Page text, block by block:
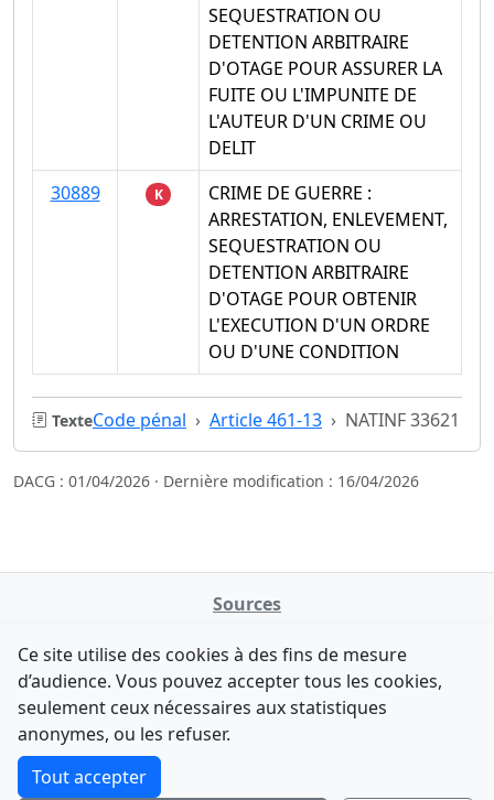
SEQUESTRATION OU
DETENTION ARBITRAIRE
D'OTAGE POUR ASSURER LA
FUITE OU L'IMPUNITE DE
L'AUTEUR D'UN CRIME OU
DELIT
30889
K
CRIME DE GUERRE :
ARRESTATION, ENLEVEMENT,
SEQUESTRATION OU
DETENTION ARBITRAIRE
D'OTAGE POUR OBTENIR
L'EXECUTION D'UN ORDRE
OU D'UNE CONDITION
TexteCode pénal Article 461-13 NATINF 33621
DACG : 01/04/2026 · Dernière modification : 16/04/2026
Sources
data.gouv.fr
Legifrance - API
Contact
F-Droid·App Store
Tchap
Comment avez-vous découvert NATINFo ?
Une courte réponse suffit (500 caractères max).
Ce site utilise des cookies à des fins de mesure
d’audience. Vous pouvez accepter tous les cookies,
seulement ceux nécessaires aux statistiques
anonymes, ou les refuser.
Tout accepter